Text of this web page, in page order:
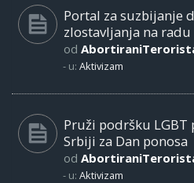
Portal za suzbijanje
zlostavljanja na radu
od
- u: Aktivizam
Pruži podršku LGBT
Srbiji za Dan ponosa
od
- u: Aktivizam